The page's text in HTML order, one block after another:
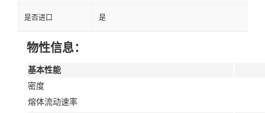
是否进口 是
物性信息：
基本性能
密度
熔体流动速率